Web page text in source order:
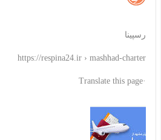
رسپینا
https://respina24.ir › mashhad-charter
·Translate this page